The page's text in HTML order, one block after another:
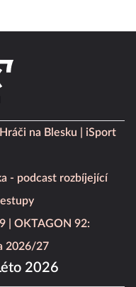
Hráči na Blesku
iSport
- podcast rozbíjející
OKTAGON 92:
2026/27
2026